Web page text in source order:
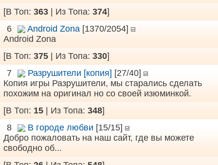
[В Топ: 363 | Из Топа: 374]
6
Android Zona [1370/2054]
Android Zona
[В Топ: 375 | Из Топа: 330]
7
Разрушители [копия] [27/40]
Копия игры Разрушители, мы старались сделать
похожим на оригинал но со своей изюминкой.
[В Топ: 15 | Из Топа: 348]
8
В городе любви [15/15]
Добро пожаловать на наш сайт, где вы можете
свободно об...